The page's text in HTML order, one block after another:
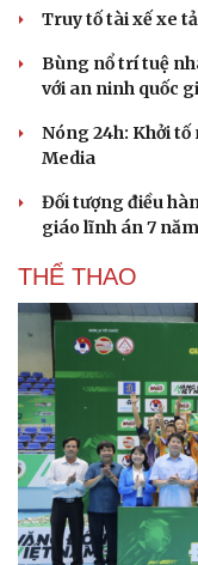
Sân khấu - Điện ảnh
Âm nhạc
Di sản
Truy tố tài xế xe
Bùng nổ trí tuệ
với an ninh quốc
Nóng 24h: Khởi tố
Media
Đối tượng điều
giáo lĩnh án 7
THỂ THAO